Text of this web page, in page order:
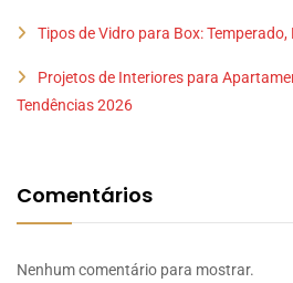
Tipos de Vidro para Box:
Projetos de Interiores para
Tendências 2026
Comentários
Nenhum comentário para mostrar.